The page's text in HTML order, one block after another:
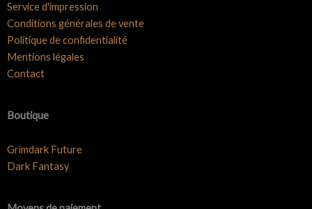
Service d'impression
Conditions générales de vente
Politique de confidentialité
Mentions légales
Contact
Boutique
Grimdark Future
Dark Fantasy